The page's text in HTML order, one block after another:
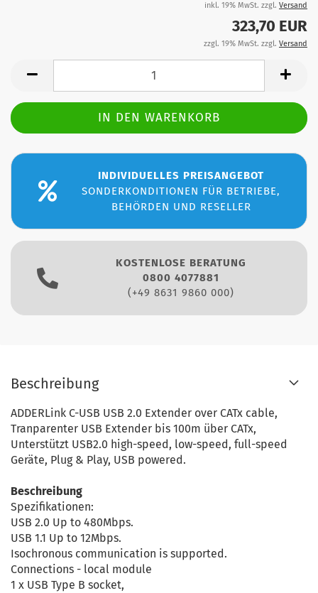
inkl. 19% MwSt. zzgl. Versand
323,70 EUR
zzgl. 19% MwSt. zzgl. Versand
INDIVIDUELLES PREISANGEBOT
SONDERKONDITIONEN FÜR BETRIEBE,
BEHÖRDEN UND RESELLER
KOSTENLOSE BERATUNG
0800 4077881
(+49 8631 9860 000)
Beschreibung
ADDERLink C-USB USB 2.0 Extender over CATx cable,
Tranparenter USB Extender bis 100m über CATx,
Unterstützt USB2.0 high-speed, low-speed, full-speed
Geräte, Plug & Play, USB powered.
Beschreibung
Spezifikationen:
USB 2.0 Up to 480Mbps.
USB 1.1 Up to 12Mbps.
Isochronous communication is supported.
Connections - local module
1 x USB Type B socket,